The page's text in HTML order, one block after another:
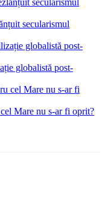
secularismul
globalistă post-
Mare nu s-ar fi oprit?